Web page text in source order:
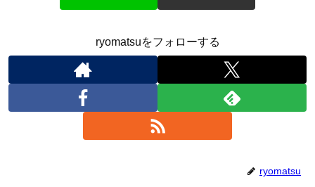
ryomatsuをフォローする
ryomatsu